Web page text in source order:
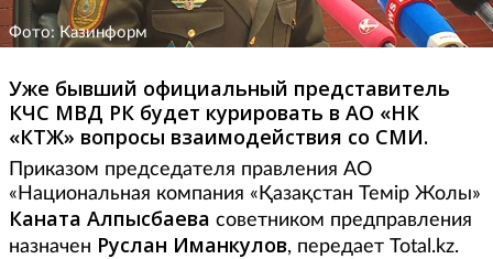
Фото: Казинформ
Уже бывший официальный представитель
КЧС МВД РК будет курировать в АО «НК
«КТЖ» вопросы взаимодействия со СМИ.
Приказом председателя правления АО
«Национальная компания «Қазақстан Темір Жолы»
Каната Алпысбаева советником предправления
назначен Руслан Иманкулов, передает Total.kz.